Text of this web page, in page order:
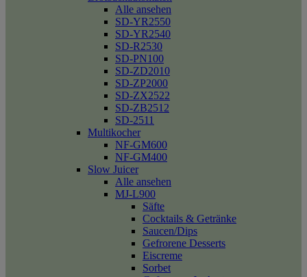
Alle ansehen
SD-YR2550
SD-YR2540
SD-R2530
SD-PN100
SD-ZD2010
SD-ZP2000
SD-ZX2522
SD-ZB2512
SD-2511
Multikocher
NF-GM600
NF-GM400
Slow Juicer
Alle ansehen
MJ-L900
Säfte
Cocktails & Getränke
Saucen/Dips
Gefrorene Desserts
Eiscreme
Sorbet